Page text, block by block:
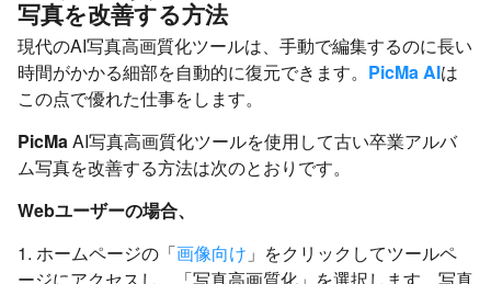
写真を改善する方法
現代のAI写真高画質化ツールは、手動で編集するのに長い
時間がかかる細部を自動的に復元できます。 PicMa AIは
この点で優れた仕事をします。
PicMa AI写真高画質化ツールを使用して古い卒業アルバ
ム写真を改善する方法は次のとおりです。
Webユーザーの場合、
1. ホームページの「画像向け 」をクリックしてツールペ
ージにアクセスし、「写真高画質化」を選択します。写真